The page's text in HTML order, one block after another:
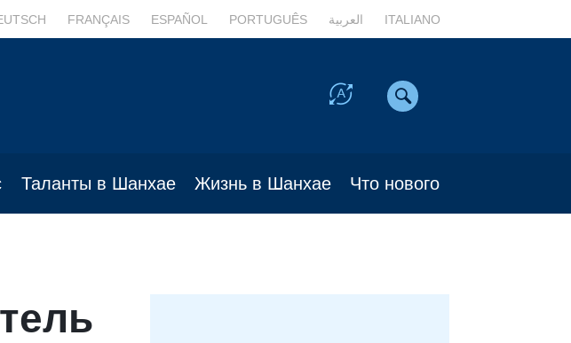
FRANÇAIS ESPAÑOL PORTUGUÊS العربية ITALIANO
Таланты в Шанхае Жизнь в Шанхае Что нового